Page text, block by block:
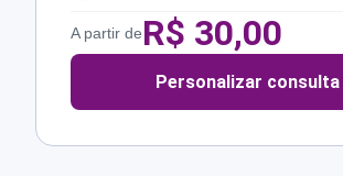
A partir deR$ 30,00
Personalizar consulta